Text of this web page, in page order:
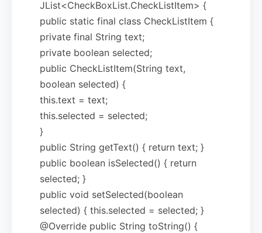
JList<CheckBoxList.CheckListItem> {
public static final class CheckListItem {
private final String text;
private boolean selected;
public CheckListItem(String text,
boolean selected) {
this.text = text;
this.selected = selected;
}
public String getText() { return text; }
public boolean isSelected() { return
selected; }
public void setSelected(boolean
selected) { this.selected = selected; }
@Override public String toString() {